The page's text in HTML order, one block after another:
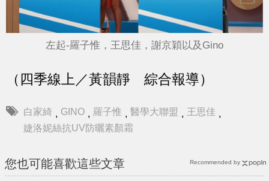
左起-羅子惟，王思佳，謝京穎以及Gino
（四季線上／黃韻靜 綜合報導）
白家綺 , GINO , 羅子惟 , 醫學大聯盟 , 王思佳 ,
婕洛妮絲抗UV防曬素顏霜
您也可能喜歡這些文章 Recommended by